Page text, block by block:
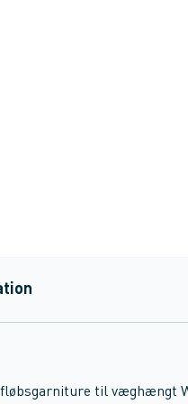
til væghængt